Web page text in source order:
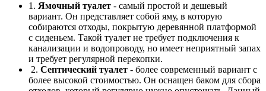
1. Ямочный туалет - самый простой и дешевый
вариант. Он представляет собой яму, в которую
собираются отходы, покрытую деревянной платформой
с сиденьем. Такой туалет не требует подключения к
канализации и водопроводу, но имеет неприятный запах
и требует регулярной перекопки.
2. Септический туалет - более современный вариант с
более высокой стоимостью. Он оснащен баком для сбора